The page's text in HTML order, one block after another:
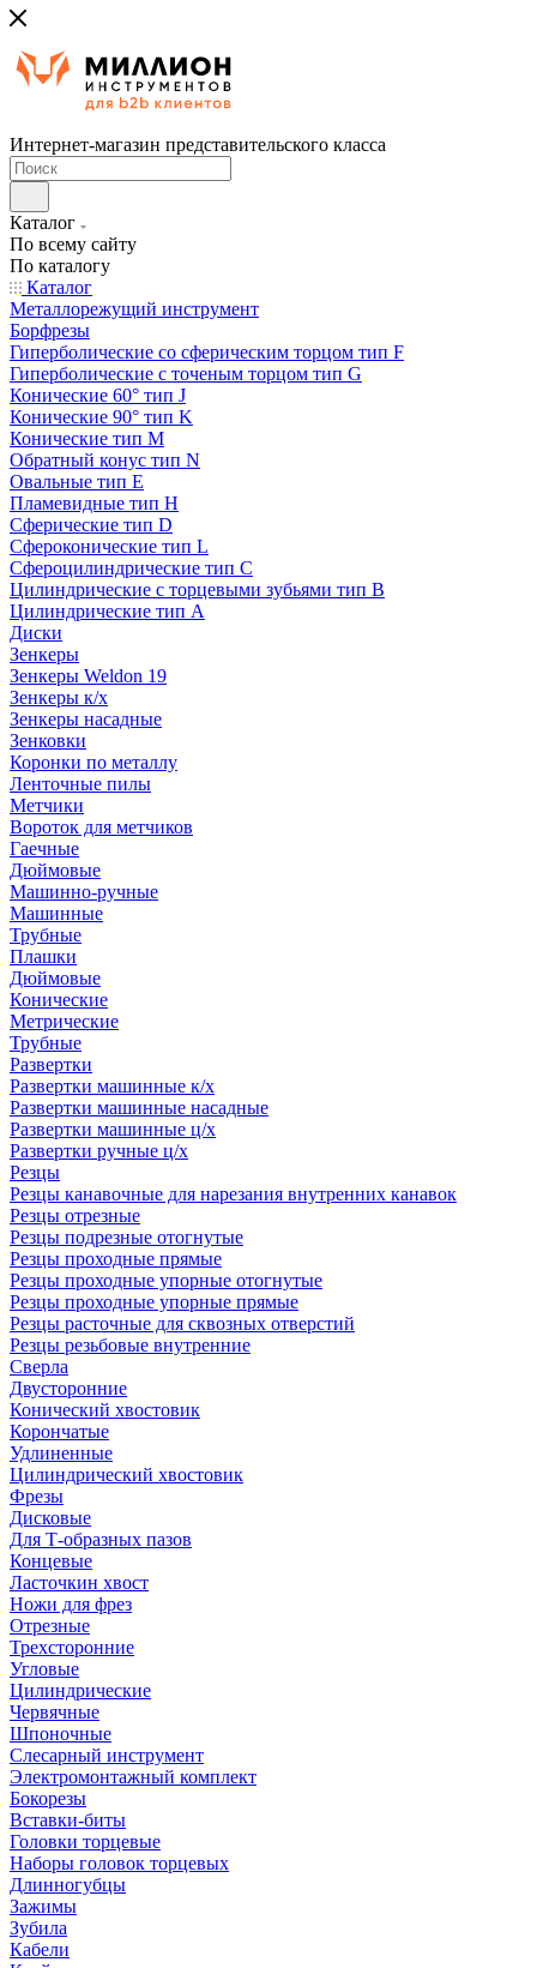
Интернет-магазин представительского класса
Каталог
По всему сайту
По каталогу
Каталог
Металлорежущий инструмент
Борфрезы
Гиперболические cо сферическим торцом тип F
Гиперболические с точеным торцом тип G
Конические 60° тип J
Конические 90° тип K
Конические тип M
Обратный конус тип N
Овальные тип E
Пламевидные тип H
Сферические тип D
Сфероконические тип L
Сфероцилиндрические тип C
Цилиндрические с торцевыми зубьями тип B
Цилиндрические тип А
Диски
Зенкеры
Зенкеры Weldon 19
Зенкеры к/х
Зенкеры насадные
Зенковки
Коронки по металлу
Ленточные пилы
Метчики
Вороток для метчиков
Гаечные
Дюймовые
Машинно-ручные
Машинные
Трубные
Плашки
Дюймовые
Конические
Метрические
Трубные
Развертки
Развертки машинные к/х
Развертки машинные насадные
Развертки машинные ц/х
Развертки ручные ц/х
Резцы
Резцы канавочные для нарезания внутренних канавок
Резцы отрезные
Резцы подрезные отогнутые
Резцы проходные прямые
Резцы проходные упорные отогнутые
Резцы проходные упорные прямые
Резцы расточные для сквозных отверстий
Резцы резьбовые внутренние
Сверла
Двусторонние
Конический хвостовик
Корончатые
Удлиненные
Цилиндрический хвостовик
Фрезы
Дисковые
Для Т-образных пазов
Концевые
Ласточкин хвост
Ножи для фрез
Отрезные
Трехсторонние
Угловые
Цилиндрические
Червячные
Шпоночные
Слесарный инструмент
Электромонтажный комплект
Бокорезы
Вставки-биты
Головки торцевые
Наборы головок торцевых
Длинногубцы
Зажимы
Зубила
Кабели